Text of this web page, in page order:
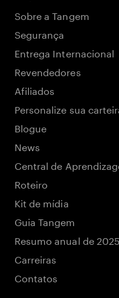
Sobre a Tangem
Segurança
Entrega Internacional
Revendedores
Afiliados
Personalize sua
Blogue
News
Central de
Roteiro
Kit de mídia
Guia Tangem
Resumo anual de 2025
Carreiras
Contatos